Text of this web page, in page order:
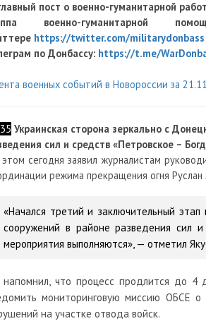
пост о военно-гуманитарной
военно-
https://twitter.com/militarydonbass
по Донбассу: https://t.me/
военных событий в Новороссии за
Украинская сторона зеркально с
сил и средств «Петровское –
сегодня заявил журналистам
режима прекращения огня Руслан
«Начался третий и заключительный
сооружений в районе разведения сил
мероприятия выполняются», — отметил
что процесс продлится до
мониторинговую миссию ОБСЕ
на участке отвода войск.